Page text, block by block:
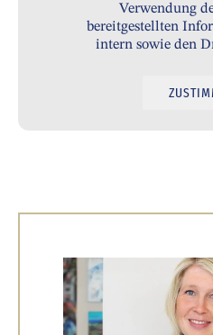
Verwendung
bereitgestellten
intern sowie den